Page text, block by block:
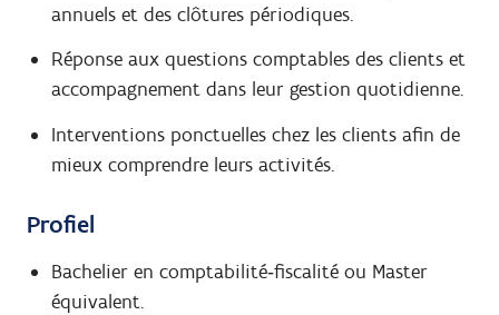
annuels et des clôtures périodiques.
Réponse aux questions comptables des clients et
accompagnement dans leur gestion quotidienne.
Interventions ponctuelles chez les clients afin de
mieux comprendre leurs activités.
Profiel
Bachelier en comptabilité‑fiscalité ou Master
équivalent.